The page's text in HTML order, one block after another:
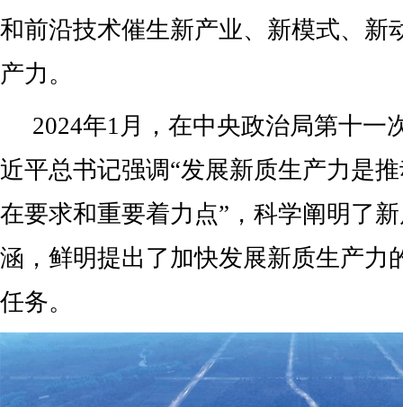
和前沿技术催生新产业、新模式、新
产力。
2024年1月，在中央政治局第十一
近平总书记强调“发展新质生产力是
在要求和重要着力点”，科学阐明了
涵，鲜明提出了加快发展新质生产力
任务。